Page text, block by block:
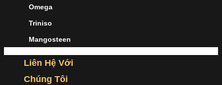
Omega
Triniso
Mangosteen
Liên Hệ Với
Chúng Tôi